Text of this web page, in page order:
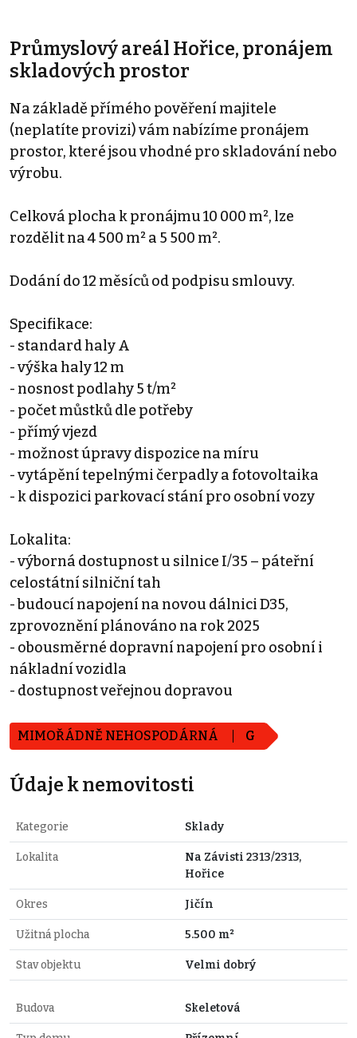
Průmyslový areál Hořice, pronájem
skladových prostor
Na základě přímého pověření majitele
(neplatíte provizi) vám nabízíme pronájem
prostor, které jsou vhodné pro skladování nebo
výrobu.
Celková plocha k pronájmu 10 000 m², lze
rozdělit na 4 500 m² a 5 500 m².
Dodání do 12 měsíců od podpisu smlouvy.
Specifikace:
- standard haly A
- výška haly 12 m
- nosnost podlahy 5 t/m²
- počet můstků dle potřeby
- přímý vjezd
- možnost úpravy dispozice na míru
- vytápění tepelnými čerpadly a fotovoltaika
- k dispozici parkovací stání pro osobní vozy
Lokalita:
- výborná dostupnost u silnice I/35 – páteřní
celostátní silniční tah
- budoucí napojení na novou dálnici D35,
zprovoznění plánováno na rok 2025
- obousměrné dopravní napojení pro osobní i
nákladní vozidla
- dostupnost veřejnou dopravou
MIMOŘÁDNĚ NEHOSPODÁRNÁ G
Údaje k nemovitosti
Kategorie Sklady
Lokalita
Na Závisti 2313/2313,
Hořice
Okres Jičín
Užitná plocha 5.500 m²
Stav objektu Velmi dobrý
Budova Skeletová